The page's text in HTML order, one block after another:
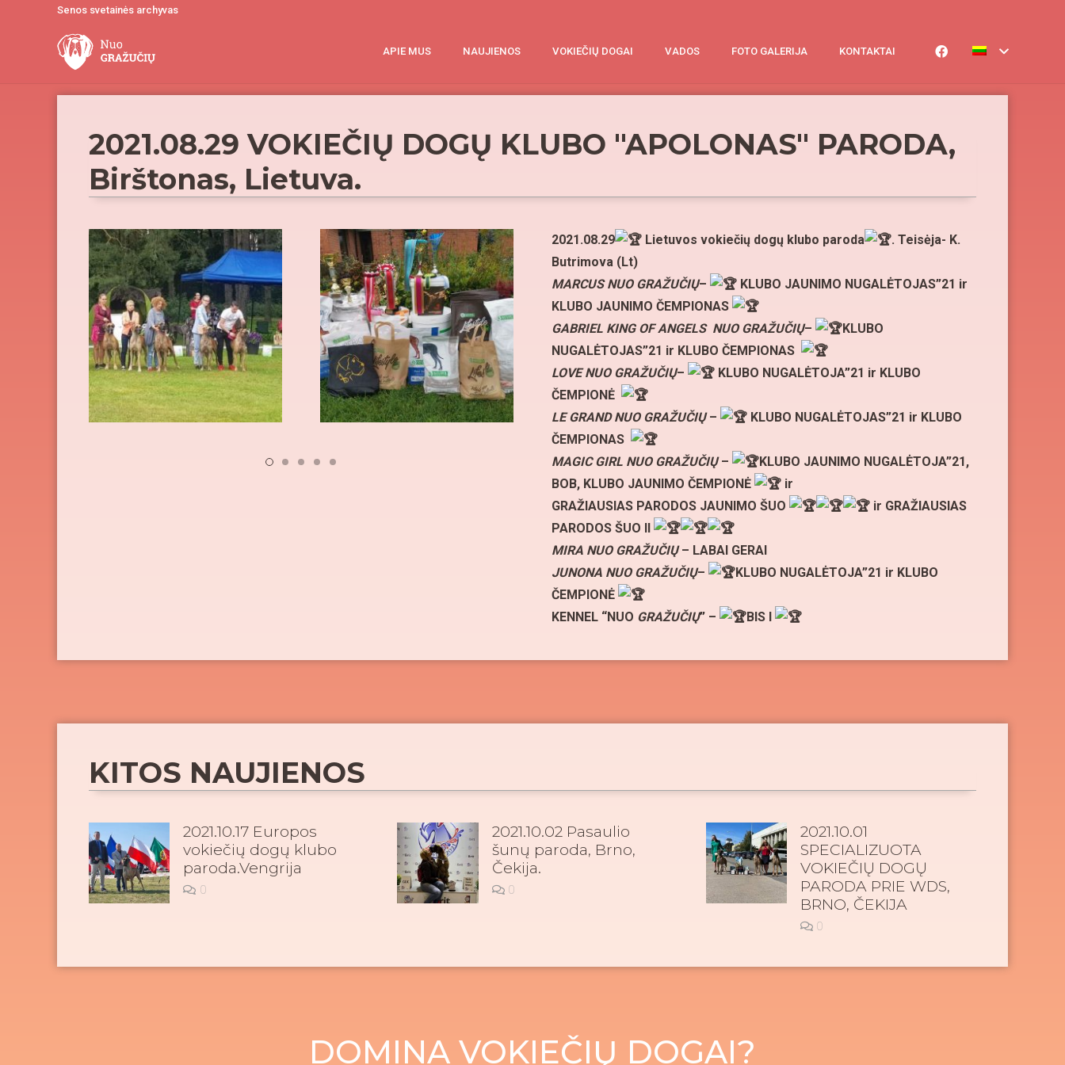
Senos svetainės archyvas
APIE MUS NAUJIENOS VOKIEČIŲ DOGAI VADOS FOTO GALERIJA KONTAKTAI
2021.08.29 VOKIEČIŲ DOGŲ KLUBO "APOLONAS" PARODA,
Birštonas, Lietuva.
2021.08.29 Lietuvos vokiečių dogų klubo paroda
. Teisėja- K.
Butrimova (Lt)
MARCUS NUO GRAŽUČIŲ–
KLUBO JAUNIMO NUGALĖTOJAS”21 ir
KLUBO JAUNIMO ČEMPIONAS
GABRIEL KING OF ANGELS NUO GRAŽUČIŲ–
KLUBO
NUGALĖTOJAS”21 ir KLUBO ČEMPIONAS
LOVE NUO GRAŽUČIŲ–
KLUBO NUGALĖTOJA”21 ir KLUBO
ČEMPIONĖ
LE GRAND NUO GRAŽUČIŲ–
KLUBO NUGALĖTOJAS”21 ir KLUBO
ČEMPIONAS
MAGIC GIRL NUO GRAŽUČIŲ–
KLUBO JAUNIMO NUGALĖTOJA”21,
BOB, KLUBO JAUNIMO ČEMPIONĖ
ir
GRAŽIAUSIAS PARODOS JAUNIMO ŠUO
ir GRAŽIAUSIAS
PARODOS ŠUO II
MIRA NUO GRAŽUČIŲ– LABAI GERAI
JUNONA NUO GRAŽUČIŲ–
KLUBO NUGALĖTOJA”21 ir KLUBO
ČEMPIONĖ
KENNEL “NUO GRAŽUČIŲ” – BIS I
KITOS NAUJIENOS
2021.10.17 Europos
vokiečių dogų klubo
paroda.Vengrija
0
2021.10.02 Pasaulio
šunų paroda, Brno,
Čekija.
0
2021.10.01
SPECIALIZUOTA
VOKIEČIŲ DOGŲ
PARODA PRIE WDS,
BRNO, ČEKIJA
0
DOMINA VOKIEČIŲ DOGAI?